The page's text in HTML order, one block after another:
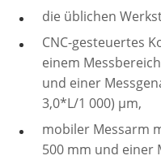
die üblichen
CNC-gesteuertes
einem
und einer
3,0*L/1 000) µm,
mobiler Messarm
500 mm und einer